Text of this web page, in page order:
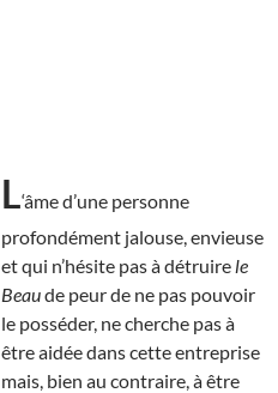
L‘âme d’une personne
profondément jalouse, envieuse
et qui n’hésite pas à détruire le
Beaude peur de ne pas pouvoir
le posséder, ne cherche pas à
être aidée dans cette entreprise
mais, bien au contraire, à être